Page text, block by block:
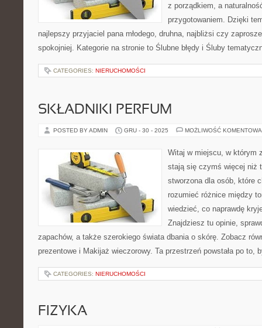
z porządkiem, a
przygotowaniem. Dzięki
najlepszy przyjaciel pana młodego, druhna, najbliżsi czy
spokojniej. Kategorie na stronie to Ślubne błędy i Śluby
CATEGORIES: NIERUCHOMOŚCI
SKŁADNIKI PERFUM
POSTED BY ADMIN GRU - 30 - 2025 MOŻLIWOŚĆ
Witaj w miejscu, w którym
stają się czymś więcej niż
stworzona dla osób, które
rozumieć różnice między
wiedzieć, co naprawdę
Znajdziesz tu opinie,
zapachów, a także szerokiego świata dbania o skórę. Zobacz
prezentowe i Makijaż wieczorowy. Ta przestrzeń powstała po to,
CATEGORIES: NIERUCHOMOŚCI
FIZYKA